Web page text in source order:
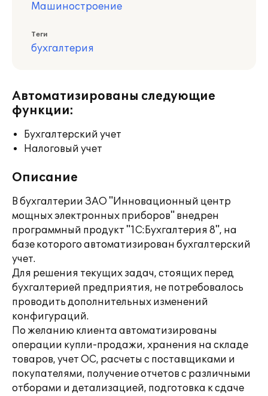
Машиностроение
Теги
бухгалтерия
Автоматизированы следующие
функции:
Бухгалтерский учет
Налоговый учет
Описание
В бухгалтерии ЗАО "Инновационный центр
мощных электронных приборов" внедрен
программный продукт "1С:Бухгалтерия 8", на
базе которого автоматизирован бухгалтерский
учет.
Для решения текущих задач, стоящих перед
бухгалтерией предприятия, не потребовалось
проводить дополнительных изменений
конфигураций.
По желанию клиента автоматизированы
операции купли-продажи, хранения на складе
товаров, учет ОС, расчеты с поставщиками и
покупателями, получение отчетов с различными
отборами и детализацией, подготовка к сдаче